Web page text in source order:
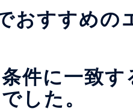
おすすめの
条件に一致
でした。